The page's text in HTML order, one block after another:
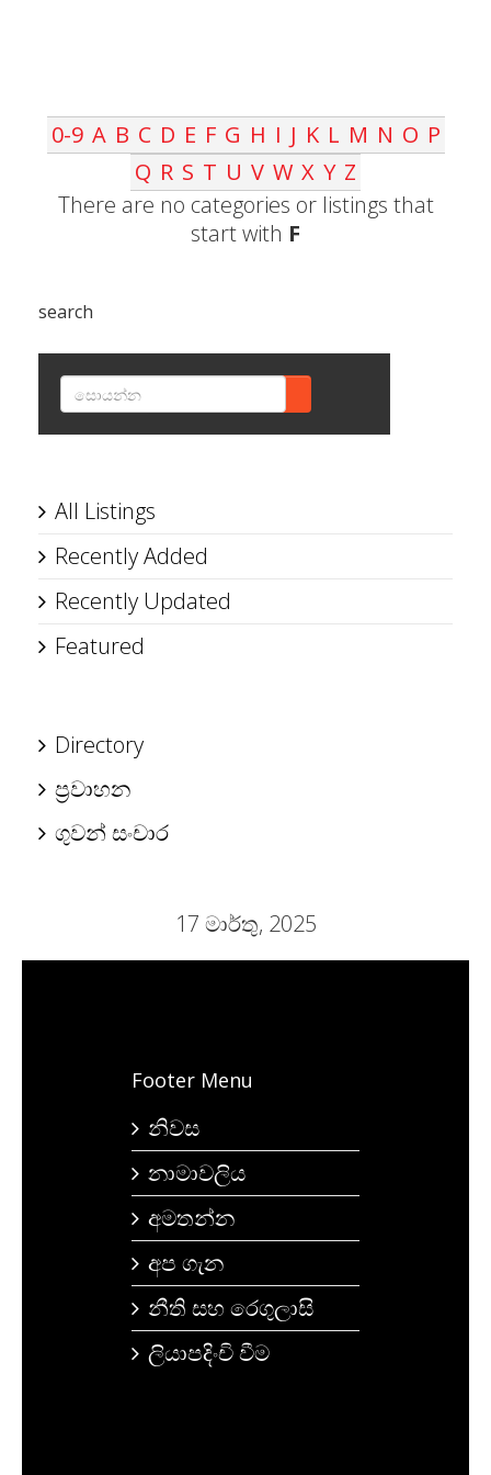
0-9 A B C D E F G H I J K L M N O P
Q R S T U V W X Y Z
There are no categories or listings that
start with F
search
All Listings
Recently Added
Recently Updated
Featured
Directory
ප්‍රවාහන
ගුවන් සංචාර
17 මාර්තු, 2025
Footer Menu
නිවස
නාමාවලිය
අමතන්න
අප ගැන
නීති සහ රෙගුලාසි
ලියාපදිංචි වීම